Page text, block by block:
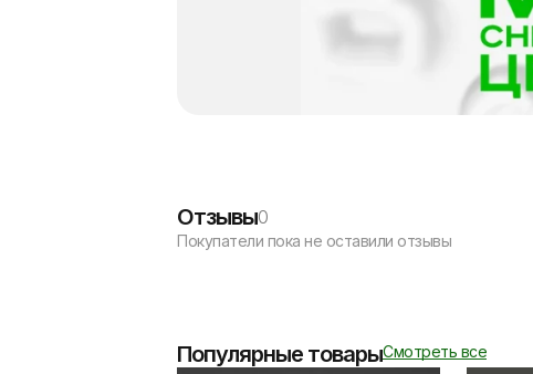
Отзывы0
Покупатели пока не оставили отзывы
Популярные товарыСмотреть все